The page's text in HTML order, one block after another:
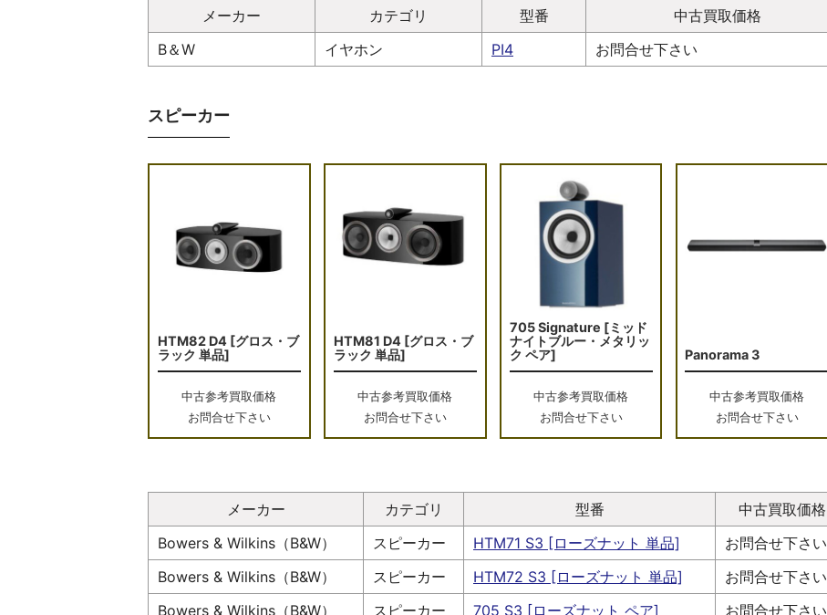
メーカー カテゴリ 型番
中古買取価格
B＆W
イヤホン PI4 お問合せ下さい
スピーカー
HTM82 D4 [グロス・ブ
ラック 単品]
中古参考買取価格
お問合せ下さい
HTM81 D4 [グロス・ブ
ラック 単品]
中古参考買取価格
お問合せ下さい
705 Signature [ミッド
ナイトブルー・メタリッ
ク ペア]
中古参考買取価格
お問合せ下さい
Panorama 3
中古参考買取価格
お問合せ下さい
メーカー カテゴリ 型番
中古買取価格
Bowers & Wilkins（B&W）
スピーカー HTM71 S3 [ローズナット 単品]
お問合せ下さい
Bowers & Wilkins（B&W）
スピーカー HTM72 S3 [ローズナット 単品]
お問合せ下さい
Bowers & Wilkins（B&W）
スピーカー 705 S3 [ローズナット ペア]
お問合せ下さい